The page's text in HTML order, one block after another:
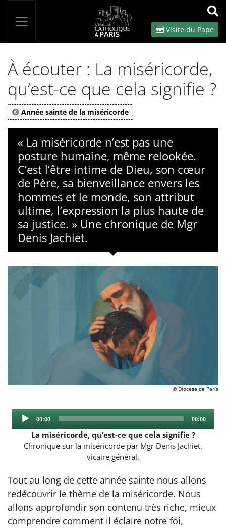
OK
Visite du Pape
À écouter : La miséricorde,
qu’est-ce que cela signifie ?
Année sainte de la miséricorde
« La miséricorde n’est pas une
posture humaine, même relookée.
C’est l’être intime de Dieu, son cœur
de Père, sa bienveillance envers les
hommes et le monde, son attribut
ultime, l’expression la plus haute de
sa justice. » Une chronique de Mgr
Denis Jachiet.
© Diocèse de Paris
Player
Current
00:00
Total
00:00
La miséricorde, qu’est-ce que cela signifie ?
Chronique sur la miséricorde par Mgr Denis Jachiet,
vicaire général.
Tout au long de cette année sainte nous allons
redécouvrir le thème de la miséricorde. Nous
allons approfondir son contenu très riche, mieux
comprendre comment il éclaire notre foi,
Panneau de gestion des cookies